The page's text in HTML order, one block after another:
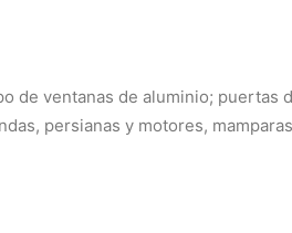
de ventanas de aluminio; puertas
persianas y motores,